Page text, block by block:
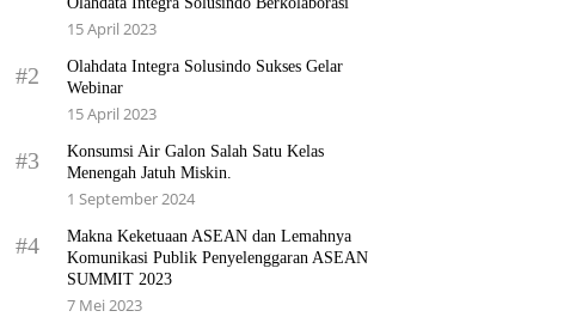
15 April 2023
#2
Olahdata Integra Solusindo Sukses Gelar
Webinar
15 April 2023
#3
Konsumsi Air Galon Salah Satu Kelas
Menengah Jatuh Miskin.
1 September 2024
#4
Makna Keketuaan ASEAN dan Lemahnya
Komunikasi Publik Penyelenggaran ASEAN
SUMMIT 2023
7 Mei 2023